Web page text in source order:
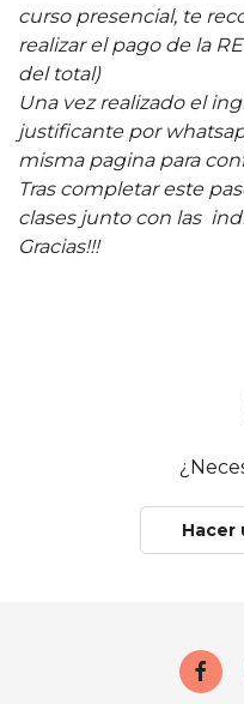
curso presencial, te
realizar el pago de la
del total)
Una vez realizado el
justificante por
misma pagina para
Tras completar este
clases junto con las
Gracias!!!
Hacer